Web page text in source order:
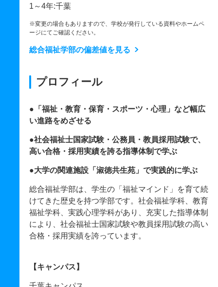
1～4年:千葉
※変更の場合もありますので、学校が発行している資料やホームペ
ージにてご確認ください。
総合福祉学部の偏差値を見る
プロフィール
●「福祉・教育・保育・スポーツ・心理」など幅広
い進路をめざせる
●社会福祉士国家試験・公務員・教員採用試験で、
高い合格・採用実績を誇る指導体制で学ぶ
●大学の関連施設「淑徳共生苑」で実践的に学ぶ
総合福祉学部は、学生の「福祉マインド」を育て続
けてきた歴史を持つ学部です。社会福祉学科、教育
福祉学科、実践心理学科があり、充実した指導体制
により、社会福祉士国家試験や教員採用試験の高い
合格・採用実績を誇っています。
【キャンパス】